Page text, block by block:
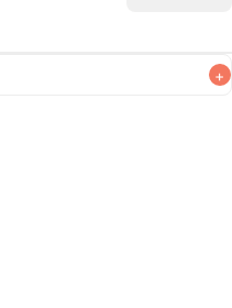
+
。なるべくお早めにお召